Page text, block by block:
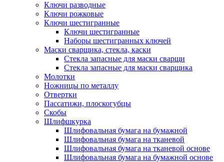
Ключи разводные
Ключи рожковые
Ключи шестигранные
Ключи шестигранные
Наборы шестигранных ключей
Маски сварщика, стекла, каски
Стекла запасные для маски сварщи
Стекла запасные для маски сварщика
Молотки
Ножницы по металлу
Отвертки
Пассатижи, плоскогубцы
Скобы
Шлифшкурка
Шлифовальная бумага на бумажной
Шлифовальная бумага на тканевой
Шлифовальная бумага на тканевой основе
Шлифовальная бумага на бумажной основе